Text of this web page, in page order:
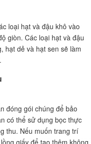
loại hạt và đậu khô vào
giòn. Các loại hạt và đậu
hạt dẻ và hạt sen sẽ làm
đóng gói chúng để bảo
có thể sử dụng bọc thực
thu. Nếu muốn trang trí
giấy để tạo thêm không